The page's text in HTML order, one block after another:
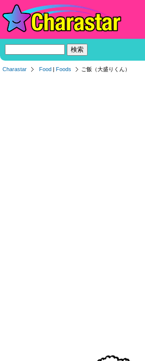
Charastar Food | Foods ご飯（大盛りくん）